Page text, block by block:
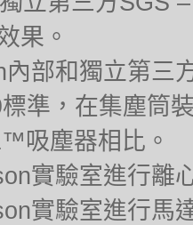
果。
部和獨立第三
準，在集塵筒
吸塵器相比。
實驗室進行離
實驗室進行馬